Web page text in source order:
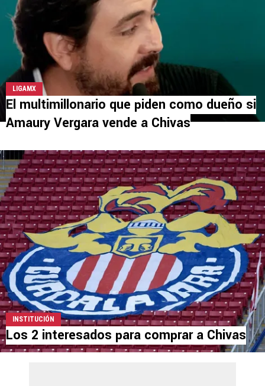
LIGAMX
El multimillonario que piden como dueño si
Amaury Vergara vende a Chivas
INSTITUCIÓN
Los 2 interesados para comprar a Chivas